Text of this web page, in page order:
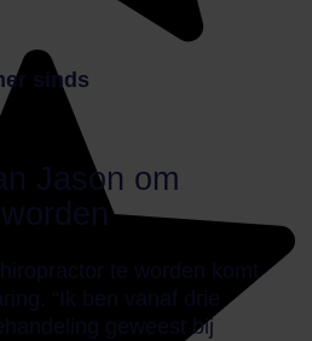
sinds
Jason om
te worden komt
“Ik ben vanaf drie
geweest bij